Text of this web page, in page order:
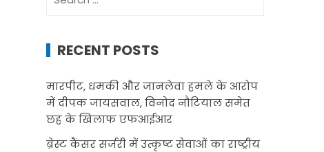
for:
RECENT POSTS
मारपीट, धमकी और जानलेवा हमले के आरोप
में दीपक जायसवाल, विनोद नौटियाल समेत
छह के खिलाफ एफआईआर
ब्रेस्ट कैंसर सर्जरी में उत्कृष्ट सेवाओं का राष्ट्रीय